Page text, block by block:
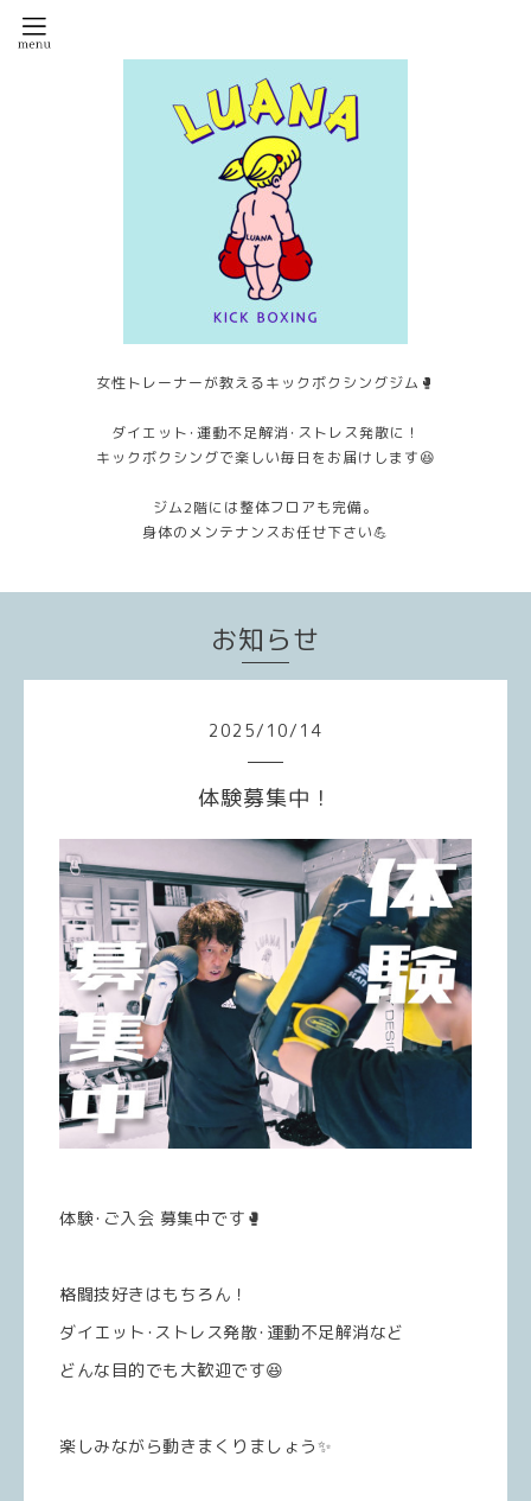
女性トレーナーが教えるキックボクシングジム🥊
ダイエット･運動不足解消･ストレス発散に！
キックボクシングで楽しい毎日をお届けします😆
ジム2階には整体フロアも完備。
身体のメンテナンスお任せ下さい💪
お知らせ
2025/ 10/ 14
体験募集中！
体験･ご入会 募集中です🥊
格闘技好きはもちろん！
ダイエット･ストレス発散･運動不足解消など
どんな目的でも大歓迎です😆
楽しみながら動きまくりましょう✨